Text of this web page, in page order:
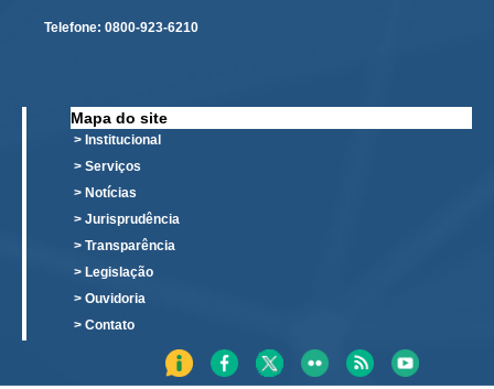
Serviços
Ação Trabalhista (Atermação)
Atermação On-line - Interior de Roraima
Atermação On-line - Interior do Amazonas
Agendamento de Reclamação Verbal
Glossário
Consulta de Pautas
Telefone: 0800-923-6210
Mapa do site
> Institucional
> Serviços
> Notícias
> Jurisprudência
> Transparência
> Legislação
> Ouvidoria
> Contato